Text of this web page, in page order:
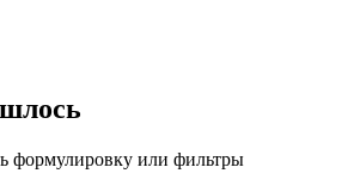
формулировку или фильтры